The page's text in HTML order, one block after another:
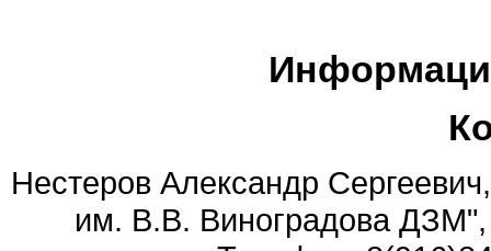
Нестеров Александр
им. В.В. Виноградова ДЗМ",